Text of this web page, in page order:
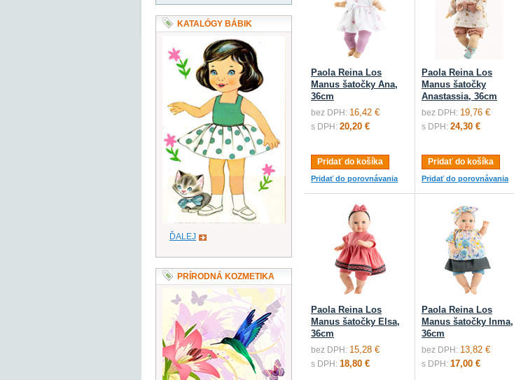
Paola Reina Los
Manus šatočky Ana,
36cm
bez DPH: 16,42 €
s DPH: 20,20 €
Pridať do košíka
Pridať do porovnávania
Paola Reina Los
Manus šatočky
Anastassia, 36cm
bez DPH: 19,76 €
s DPH: 24,30 €
Pridať do košíka
Pridať do porovnávania
Paola Reina Los
Manus šatočky Elsa,
36cm
bez DPH: 15,28 €
s DPH: 18,80 €
Paola Reina Los
Manus šatočky Inma,
36cm
bez DPH: 13,82 €
s DPH: 17,00 €
KATALÓGY BÁBIK
ĎALEJ
PRÍRODNÁ KOZMETIKA